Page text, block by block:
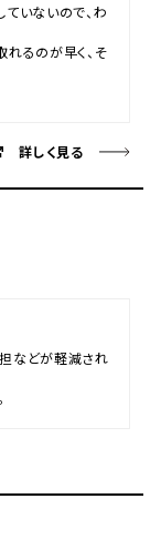
いないので、わ
るのが早く、そ
詳しく見る
などが軽減され